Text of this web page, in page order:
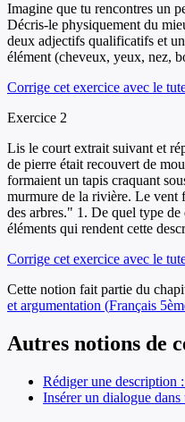
Imagine que tu rencontres un
Décris-le physiquement du
deux adjectifs qualificatifs et
élément (cheveux, yeux, nez,
Corrige cet exercice avec le
Exercice 2
Lis le court extrait suivant et
de pierre était recouvert de
formaient un tapis craquant
murmure de la rivière. Le vent
des arbres." 1. De quel type
éléments qui rendent cette
Corrige cet exercice avec le
Cette notion fait partie du
et argumentation (Français
Autres notions de
Rédiger une description
Insérer un dialogue dans